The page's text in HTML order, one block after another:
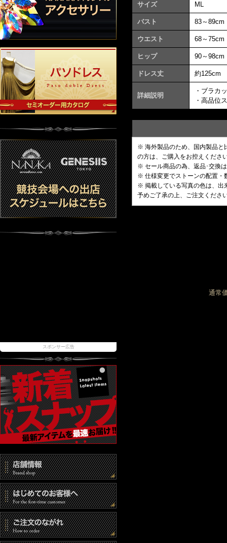
スポンサー広告
サイズ ML
バスト 83～89cm
ウエスト 68～75cm
ヒップ 90～98cm
ドレス丈 約125cm
詳細説明
・ブラカ
・高品位
※ 海外製品のため、国内製品と
の方は、ご購入をお控えくださ
※ セール商品の為、返品･交換
※ 仕様変更でストーンの配置・
※ 掲載している写真の色は、出
予めご了承の上、ご注文くださ
通常